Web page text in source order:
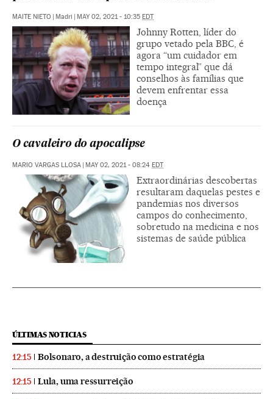
MAITE NIETO | Madri | MAY 02, 2021 - 10:35 EDT
Johnny Rotten, líder do
grupo vetado pela BBC, é
agora “um cuidador em
tempo integral” que dá
conselhos às famílias que
devem enfrentar essa
doença
O cavaleiro do apocalipse
MARIO VARGAS LLOSA | MAY 02, 2021 - 08:24 EDT
Extraordinárias descobertas
resultaram daquelas pestes e
pandemias nos diversos
campos do conhecimento,
sobretudo na medicina e nos
sistemas de saúde pública
ÚLTIMAS NOTICIAS
12:15 Bolsonaro, a destruição como estratégia
12:15 Lula, uma ressurreição